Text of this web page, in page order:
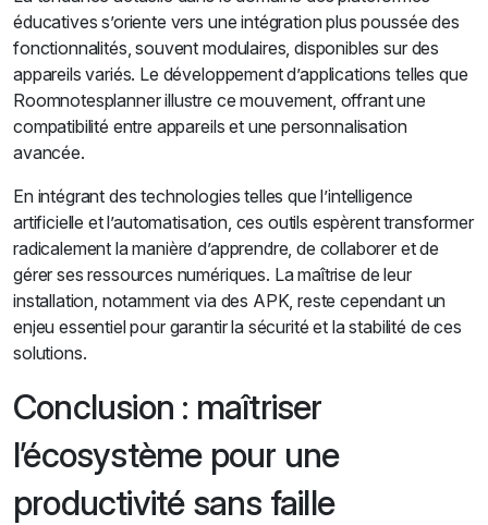
éducatives s’oriente vers une intégration plus poussée des
fonctionnalités, souvent modulaires, disponibles sur des
appareils variés. Le développement d’applications telles que
Roomnotesplanner illustre ce mouvement, offrant une
compatibilité entre appareils et une personnalisation
avancée.
En intégrant des technologies telles que l’intelligence
artificielle et l’automatisation, ces outils espèrent transformer
radicalement la manière d’apprendre, de collaborer et de
gérer ses ressources numériques. La maîtrise de leur
installation, notamment via des APK, reste cependant un
enjeu essentiel pour garantir la sécurité et la stabilité de ces
solutions.
Conclusion : maîtriser
l’écosystème pour une
productivité sans faille